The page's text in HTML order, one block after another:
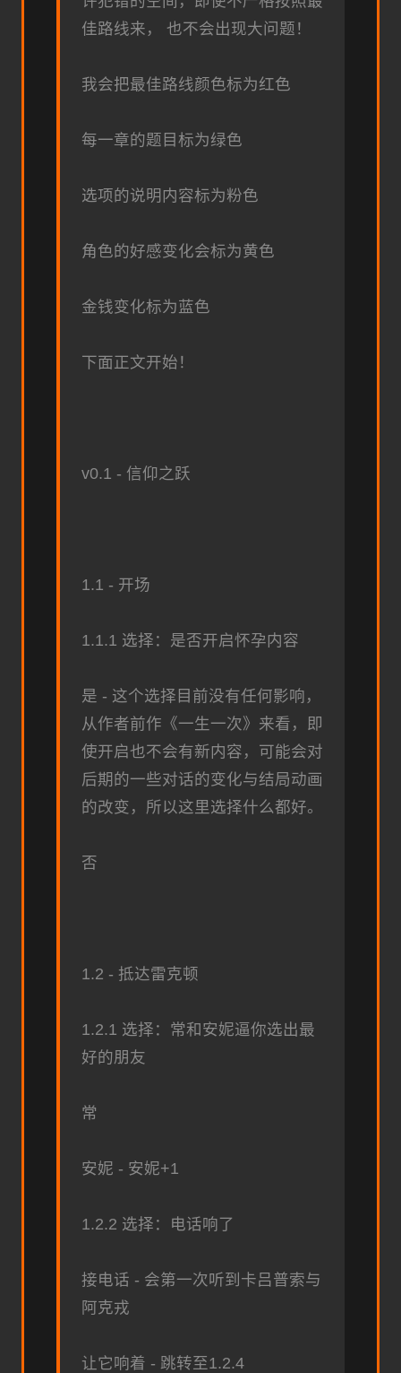
佳路线来， 也不会出现大问题！
我会把最佳路线颜色标为红色
每一章的题目标为绿色
选项的说明内容标为粉色
角色的好感变化会标为黄色
金钱变化标为蓝色
下面正文开始！
v0.1 - 信仰之跃
1.1 - 开场
1.1.1 选择：是否开启怀孕内容
是 - 这个选择目前没有任何影响，
从作者前作《一生一次》来看，即
使开启也不会有新内容，可能会对
后期的一些对话的变化与结局动画
的改变，所以这里选择什么都好。
否
1.2 - 抵达雷克顿
1.2.1 选择：常和安妮逼你选出最
好的朋友
常
安妮 - 安妮+1
1.2.2 选择：电话响了
接电话 - 会第一次听到卡吕普索与
阿克戎
让它响着 - 跳转至1.2.4